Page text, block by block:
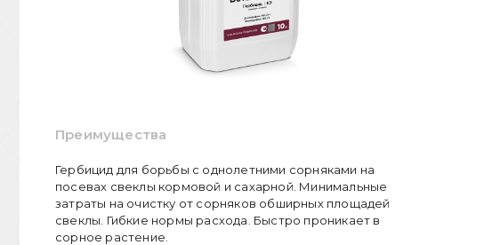
Преимущества
Гербицид для борьбы с однолетними сорняками на
посевах свеклы кормовой и сахарной. Минимальные
затраты на очистку от сорняков обширных площадей
свеклы. Гибкие нормы расхода. Быстро проникает в
сорное растение.